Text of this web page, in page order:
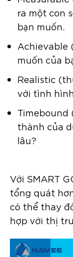
ra một con
bạn muốn.
Achievable
muốn của
Realistic
với tình
Timebound
thành của
lâu?
Với SMART
tổng quát
có thể thay
hợp với thị